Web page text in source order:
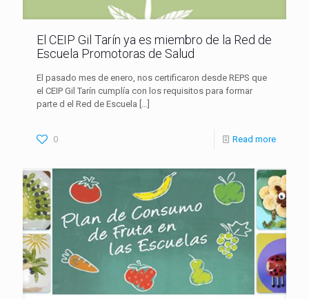
El CEIP Gil Tarín ya es miembro de la Red de
Escuela Promotoras de Salud
El pasado mes de enero, nos certificaron desde REPS que
el CEIP Gil Tarín cumplía con los requisitos para formar
parte d el Red de Escuela
0 Read more